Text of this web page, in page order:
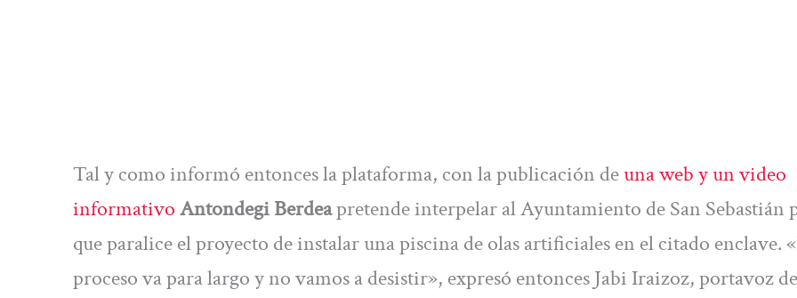
Tal y como informó entonces la plataforma, con la publicación deuna web y un video
informativoAntondegi Berdeapretende interpelar al Ayuntamiento de San Sebastián
que paralice el proyecto de instalar una piscina de olas artificiales en el citado enclave.
proceso va para largo y no vamos a desistir», expresó entonces Jabi Iraizoz, portavoz